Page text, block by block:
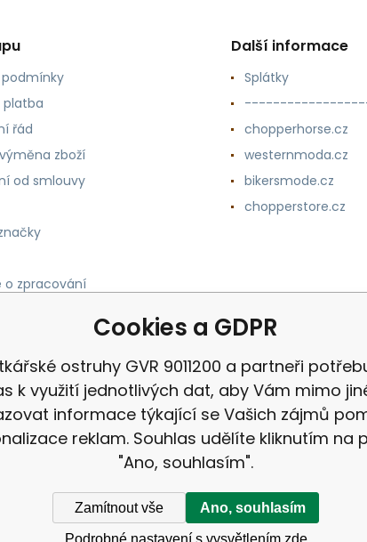
platba
řád
zboží
od smlouvy
o zpracování
Další informace
Splátky
chopperhorse.cz
westernmoda.cz
bikersmode.cz
chopperstore.cz
Cookies a GDPR
ostruhy GVR 9011200 a partneři
k využití jednotlivých dat, aby Vám mimo
informace týkající se Vašich zájmů
reklam. Souhlas udělíte kliknutím na
"Ano, souhlasím".
Zamítnout vše Ano, souhlasím
Podrobné nastavení s vysvětlením zde